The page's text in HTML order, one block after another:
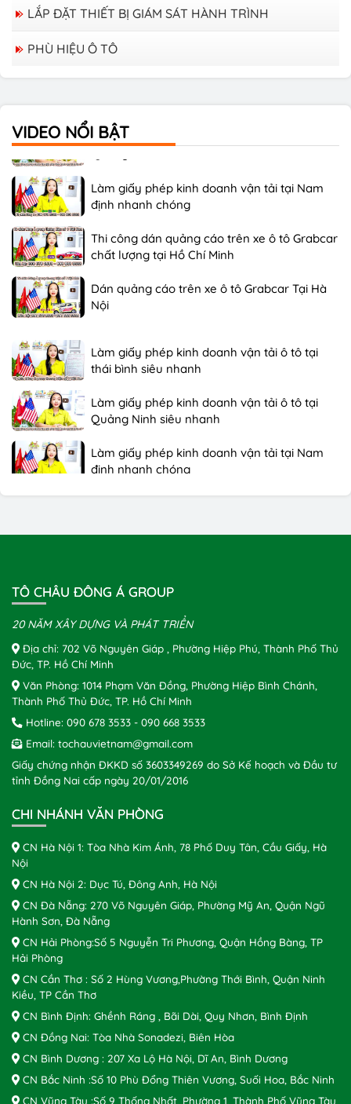
LẮP ĐẶT THIẾT BỊ GIÁM SÁT HÀNH TRÌNH
PHÙ HIỆU Ô TÔ
VIDEO NỔI BẬT
Làm giấy phép kinh doanh vận tải ô tô tại
Làm giấy phép kinh doanh vận tải ô tô tại
Quảng Ninh siêu nhanh
Làm giấy phép kinh doanh vận tải tại Nam
định nhanh chóng
Thi công dán quảng cáo trên xe ô tô Grabcar
chất lượng tại Hồ Chí Minh
Dán quảng cáo trên xe ô tô Grabcar Tại Hà
Nội
Làm giấy phép kinh doanh vận tải ô tô tại
thái bình siêu nhanh
Làm giấy phép kinh doanh vận tải ô tô tại
Quảng Ninh siêu nhanh
Làm giấy phép kinh doanh vận tải tại Nam
định nhanh chóng
Thi công dán quảng cáo trên xe ô tô Grabcar
TÔ CHÂU ĐÔNG Á GROUP
20 NĂM XÂY DỰNG VÀ PHÁT TRIỂN
Địa chỉ: 702 Võ Nguyên Giáp , Phường Hiệp Phú, Thành Phố Thủ
Đức, TP. Hồ Chí Minh
Văn Phòng: 1014 Phạm Văn Đồng, Phường Hiệp Bình Chánh,
Thành Phố Thủ Đức, TP. Hồ Chí Minh
Hotline: 090 678 3533 - 090 668 3533
Email: tochauvietnam@gmail.com
Giấy chứng nhận ĐKKD số 3603349269 do Sở Kế hoạch và Đầu tư
tỉnh Đồng Nai cấp ngày 20/01/2016
CHI NHÁNH VĂN PHÒNG
CN Hà Nội 1: Tòa Nhà Kim Ánh, 78 Phố Duy Tân, Cầu Giấy, Hà
Nội
CN Hà Nội 2: Dục Tú, Đông Anh, Hà Nội
CN Đà Nẵng: 270 Võ Nguyên Giáp, Phường Mỹ An, Quận Ngũ
Hành Sơn, Đà Nẵng
CN Hải Phòng:Số 5 Nguyễn Tri Phương, Quận Hồng Bàng, TP
Hải Phòng
CN Cần Thơ : Số 2 Hùng Vương,Phường Thới Bình, Quận Ninh
Kiều, TP Cần Thơ
CN Bình Định: Ghềnh Ráng , Bãi Dài, Quy Nhơn, Bình Định
CN Đồng Nai: Tòa Nhà Sonadezi, Biên Hòa
CN Bình Dương : 207 Xa Lộ Hà Nội, Dĩ An, Bình Dương
CN Bắc Ninh :Số 10 Phù Đổng Thiên Vương, Suối Hoa, Bắc Ninh
CN Vũng Tàu :Số 9 Thống Nhất, Phường 1, Thành Phố Vũng Tàu